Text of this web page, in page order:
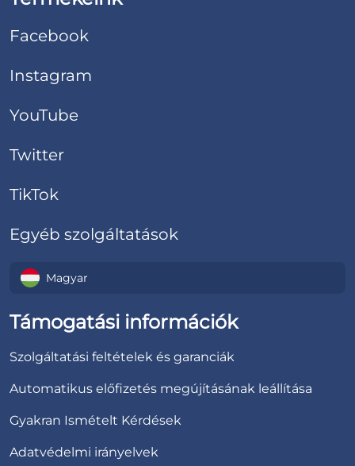
Facebook
Instagram
YouTube
Twitter
TikTok
Egyéb szolgáltatások
Magyar
Támogatási információk
Szolgáltatási feltételek és garanciák
Automatikus előfizetés megújításának leállítása
Gyakran Ismételt Kérdések
Adatvédelmi irányelvek